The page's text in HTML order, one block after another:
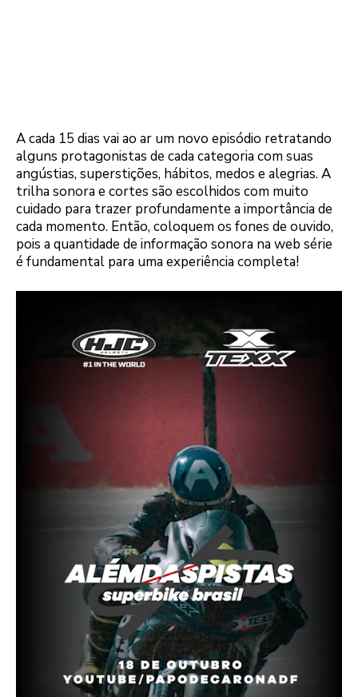
A cada 15 dias vai ao ar um novo episódio retratando
alguns protagonistas de cada categoria com suas
angústias, superstições, hábitos, medos e alegrias. A
trilha sonora e cortes são escolhidos com muito
cuidado para trazer profundamente a importância de
cada momento. Então, coloquem os fones de ouvido,
pois a quantidade de informação sonora na web série
é fundamental para uma experiência completa!